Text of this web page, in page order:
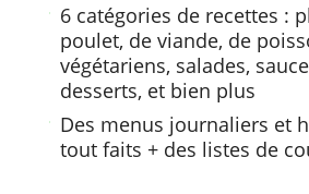
6 catégories de recettes :
poulet, de viande, de
végétariens, salades,
desserts, et bien plus
Des menus journaliers et
tout faits + des listes de